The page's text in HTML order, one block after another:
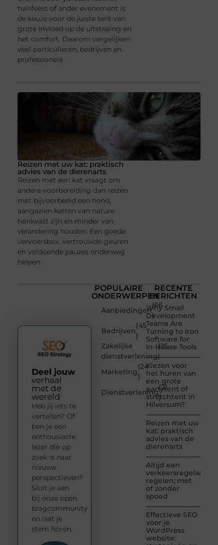
tuinfeest of ander evenement is
de keuze voor de juiste tent van
grote invloed op de uitstraling en
het comfort. Daarom vergelijken
veel particulieren, bedrijven en
professionele
Reizen met uw kat: praktisch
advies van de dierenarts
Reizen met een kat vraagt om
andere voorbereiding dan reizen
met bijvoorbeeld een hond,
aangezien katten van nature
honkvast zijn en minder van
verandering houden. Een goede
vervoersbox, vertrouwde geuren
en voldoende pauzes onderweg
helpen
POPULAIRE
ONDERWERPEN
Aanbiedingen
(66
)
Bedrijven
(45
)
Zakelijke
dienstverlening
(25
)
Marketing
(24
)
Dienstverlening
(21
)
RECENTE
BERICHTEN
Why Small
Development
Teams Are
Turning to Iron
Software for
In-House Tools
Kiezen voor
het huren van
een grote
partytent of
stretchtent in
Hilversum?
Reizen met uw
kat: praktisch
advies van de
dierenarts
Altijd een
verkeersregelaar
regelen; met
of zonder
spoed
Effectieve SEO
voor je
WordPress
website:
Deel jouw
verhaal
met de
wereld
Heb jij iets te
vertellen? Of
ben je een
enthousiaste
lezer die op
zoek is naar
nieuwe
perspectieven?
Sluit je aan
bij onze open
blogcommunity
en laat je
stem horen.